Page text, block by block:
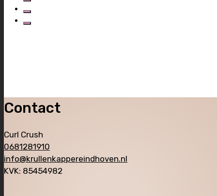
Contact
Curl Crush
0681281910
info@krullenkappereindhoven.nl
KVK: 85454982